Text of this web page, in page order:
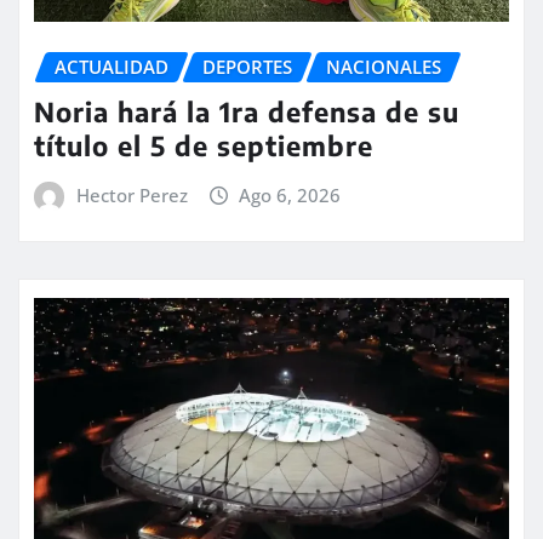
ACTUALIDAD DEPORTES NACIONALES
Noria hará la 1ra defensa de su
título el 5 de septiembre
Hector Perez Ago 6, 2026